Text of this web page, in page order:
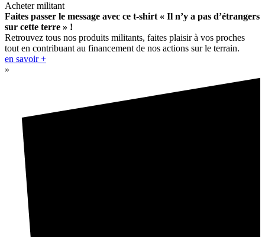
Acheter militant
Faites passer le message avec ce t-shirt « Il n’y a pas d’étrangers
sur cette terre » !
Retrouvez tous nos produits militants, faites plaisir à vos proches
tout en contribuant au financement de nos actions sur le terrain.
en savoir +
»